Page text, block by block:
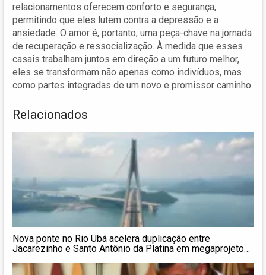
relacionamentos oferecem conforto e segurança,
permitindo que eles lutem contra a depressão e a
ansiedade. O amor é, portanto, uma peça-chave na jornada
de recuperação e ressocialização. À medida que esses
casais trabalham juntos em direção a um futuro melhor,
eles se transformam não apenas como indivíduos, mas
como partes integradas de um novo e promissor caminho.
Relacionados
Nova ponte no Rio Ubá acelera duplicação entre
Jacarezinho e Santo Antônio da Platina em megaprojeto
empregos diretos